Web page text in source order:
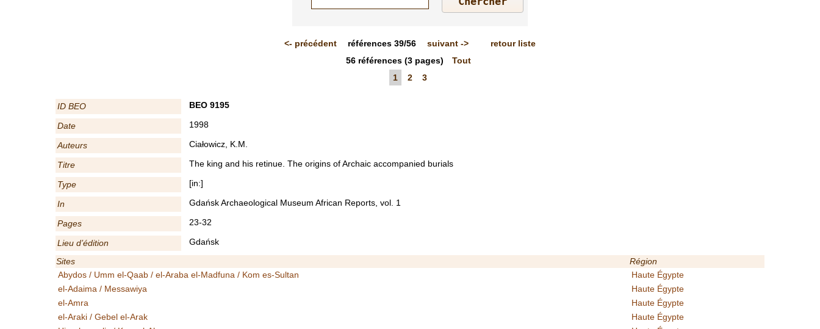
<- précédent références 39/56 suivant ->
retour liste
56 références(3 pages)
Tout
1
2 3
ID BEO BEO 9195
Date 1998
Auteurs Ciałowicz, K.M.
Titre The king and his retinue. The origins of Archaic accompanied burials
Type [in:]
In Gdańsk Archaeological Museum African Reports, vol. 1
Pages 23-32
Lieu d’édition
Gdańsk
Sites
Région
Abydos / Umm el-Qaab / el-Araba el-Madfuna / Kom es-Sultan
Haute Égypte
el-Adaima / Messawiya
Haute Égypte
el-Amra
Haute Égypte
el-Araki / Gebel el-Arak
Haute Égypte